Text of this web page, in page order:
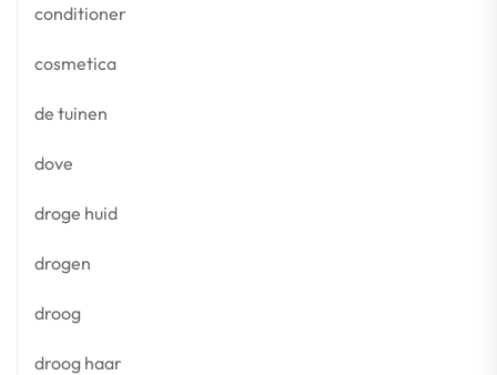
conditioner
cosmetica
de tuinen
dove
droge huid
drogen
droog
droog haar